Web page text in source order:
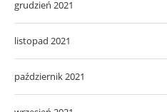
grudzień 2021
listopad 2021
październik 2021